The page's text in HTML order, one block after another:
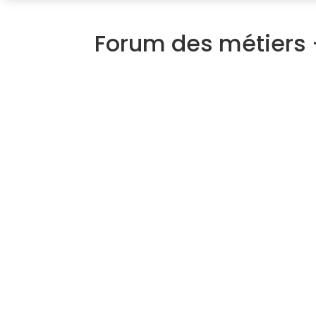
Forum des métiers